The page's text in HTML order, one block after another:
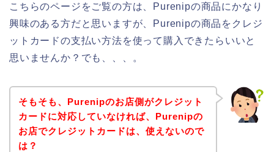
こちらのページをご覧の方は、Purenipの商品にかなり
興味のある方だと思いますが、Purenipの商品をクレジ
ットカードの支払い方法を使って購入できたらいいと
思いませんか？でも、、、。
そもそも、Purenipのお店側がクレジット
カードに対応していなければ、Purenipの
お店でクレジットカードは、使えないので
は？